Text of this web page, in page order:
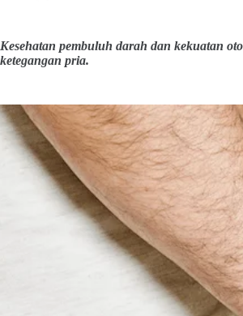
Kesehatan pembuluh darah dan kekuatan
ketegangan pria.